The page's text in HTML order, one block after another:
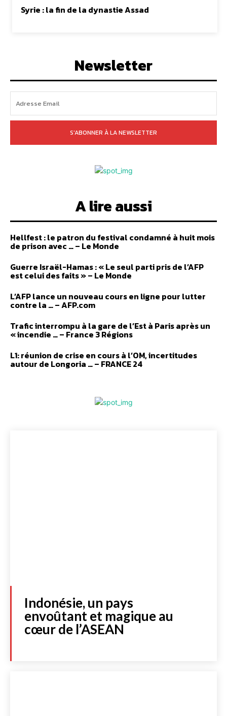
Syrie : la fin de la dynastie Assad
Newsletter
S'ABONNER À LA NEWSLETTER
A lire aussi
Hellfest : le patron du festival condamné à huit mois
de prison avec … – Le Monde
Guerre Israël-Hamas : « Le seul parti pris de l’AFP
est celui des faits » – Le Monde
L’AFP lance un nouveau cours en ligne pour lutter
contre la … – AFP.com
Trafic interrompu à la gare de l’Est à Paris après un
« incendie … – France 3 Régions
L1: réunion de crise en cours à l’OM, incertitudes
autour de Longoria … – FRANCE 24
Indonésie, un pays
envoûtant et magique au
cœur de l’ASEAN